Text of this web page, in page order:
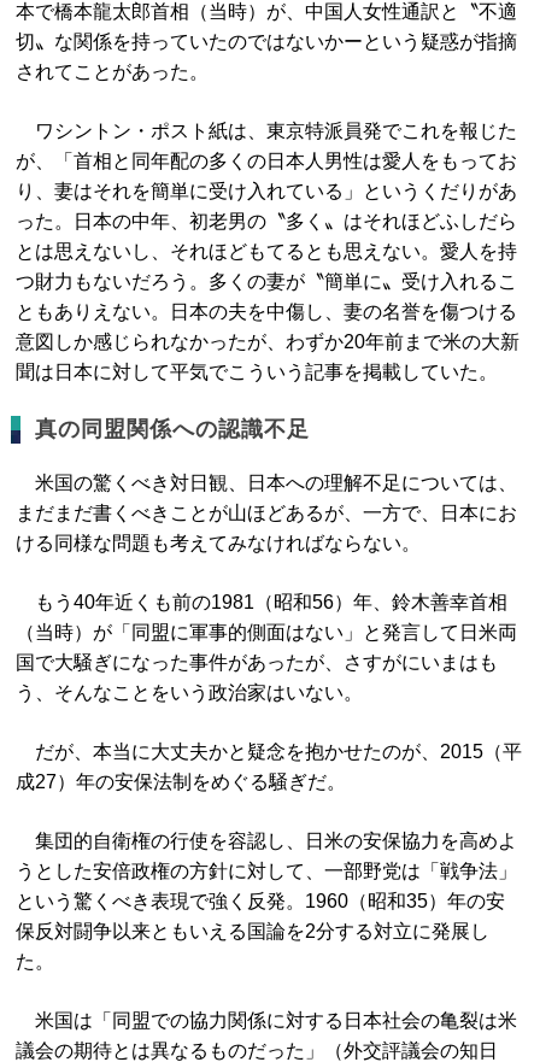
本で橋本龍太郎首相（当時）が、中国人女性通訳と〝不適
切〟な関係を持っていたのではないかーという疑惑が指摘
されてことがあった。
ワシントン・ポスト紙は、東京特派員発でこれを報じた
が、「首相と同年配の多くの日本人男性は愛人をもってお
り、妻はそれを簡単に受け入れている」というくだりがあ
った。日本の中年、初老男の〝多く〟はそれほどふしだら
とは思えないし、それほどもてるとも思えない。愛人を持
つ財力もないだろう。多くの妻が〝簡単に〟受け入れるこ
ともありえない。日本の夫を中傷し、妻の名誉を傷つける
意図しか感じられなかったが、わずか20年前まで米の大新
聞は日本に対して平気でこういう記事を掲載していた。
真の同盟関係への認識不足
米国の驚くべき対日観、日本への理解不足については、
まだまだ書くべきことが山ほどあるが、一方で、日本にお
ける同様な問題も考えてみなければならない。
もう40年近くも前の1981（昭和56）年、鈴木善幸首相
（当時）が「同盟に軍事的側面はない」と発言して日米両
国で大騒ぎになった事件があったが、さすがにいまはも
う、そんなことをいう政治家はいない。
だが、本当に大丈夫かと疑念を抱かせたのが、2015（平
成27）年の安保法制をめぐる騒ぎだ。
集団的自衛権の行使を容認し、日米の安保協力を高めよ
うとした安倍政権の方針に対して、一部野党は「戦争法」
という驚くべき表現で強く反発。1960（昭和35）年の安
保反対闘争以来ともいえる国論を2分する対立に発展し
た。
米国は「同盟での協力関係に対する日本社会の亀裂は米
議会の期待とは異なるものだった」（外交評議会の知日